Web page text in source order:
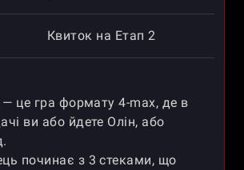
Квиток на Етап 2
— це гра формату 4-max, де в
ви або йдете Олін, або
починає з 3 стеками, що